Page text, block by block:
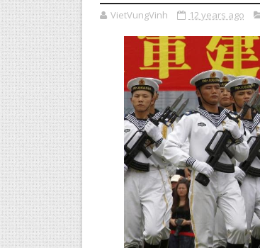
VietVungVinh 12 years ago